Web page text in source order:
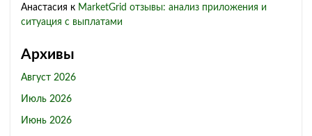
Анастасия к MarketGrid отзывы: анализ приложения и
ситуация с выплатами
Архивы
Август 2026
Июль 2026
Июнь 2026